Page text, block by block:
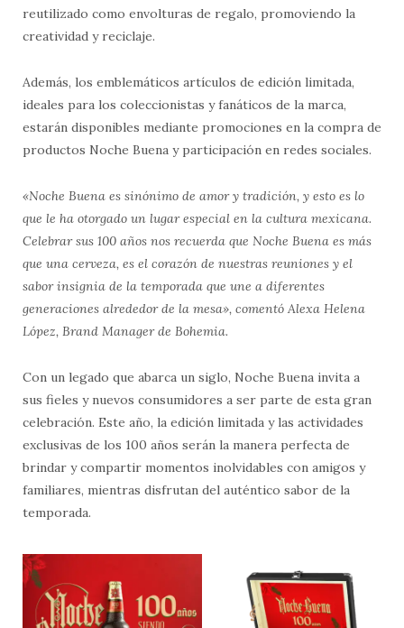
reutilizado como envolturas de regalo, promoviendo la
creatividad y reciclaje.
Además, los emblemáticos artículos de edición limitada,
ideales para los coleccionistas y fanáticos de la marca,
estarán disponibles mediante promociones en la compra de
productos Noche Buena y participación en redes sociales.
«Noche Buena es sinónimo de amor y tradición, y esto es lo
que le ha otorgado un lugar especial en la cultura mexicana.
Celebrar sus 100 años nos recuerda que Noche Buena es más
que una cerveza, es el corazón de nuestras reuniones y el
sabor insignia de la temporada que une a diferentes
generaciones alrededor de la mesa», comentó Alexa Helena
López, Brand Manager de Bohemia.
Con un legado que abarca un siglo, Noche Buena invita a
sus fieles y nuevos consumidores a ser parte de esta gran
celebración. Este año, la edición limitada y las actividades
exclusivas de los 100 años serán la manera perfecta de
brindar y compartir momentos inolvidables con amigos y
familiares, mientras disfrutan del auténtico sabor de la
temporada.